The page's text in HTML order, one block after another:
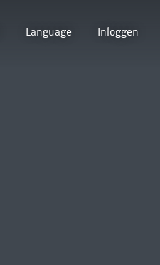
Language Inloggen